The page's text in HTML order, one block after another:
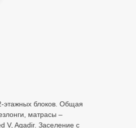
этажных блоков. Общая
матрасы –
V, Agadir. Заселение с